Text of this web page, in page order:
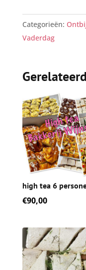
personen
bezorgd
op
21
juni
aantal
Categorieën:
Vaderdag
high tea 6
€90,00